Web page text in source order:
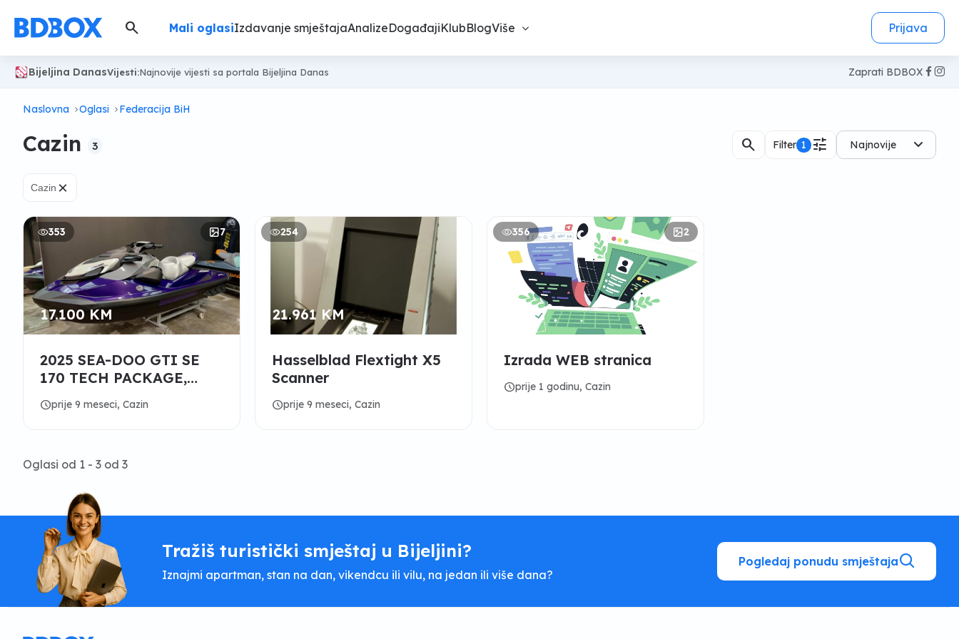
search Mali oglasiIzdavanje smještajaAnalizeDogađajiKlubBlogViše Prijava
Bijeljina DanasVijesti:Najnovije vijesti sa portala Bijeljina Danas Zaprati BDBOX
Naslovna Oglasi Federacija BiH
Cazin 3 search Filter 1 tune Najnovije
Cazin ×
353 7
17.100 KM
2025 SEA-DOO GTI SE
170 TECH PACKAGE,
AUDIO, IDF, IBR Jetski
scheduleprije 9 meseci, Cazin
254
21.961 KM
Hasselblad Flextight X5
Scanner
scheduleprije 9 meseci, Cazin
356 2
Izrada WEB stranica
scheduleprije 1 godinu, Cazin
Oglasi od 1 - 3 od 3
Tražiš turistički smještaj u Bijeljini?
Iznajmi apartman, stan na dan, vikendcu ili vilu, na jedan ili više dana?
Pogledaj ponudu smještaja